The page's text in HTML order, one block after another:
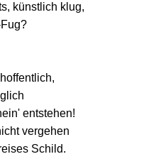
künstlich klug,
entstehen!
vergehen
Schild.